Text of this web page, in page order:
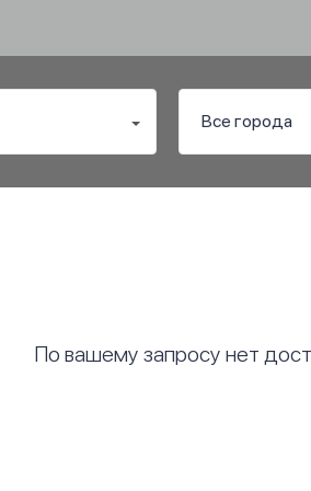
По вашему запросу нет